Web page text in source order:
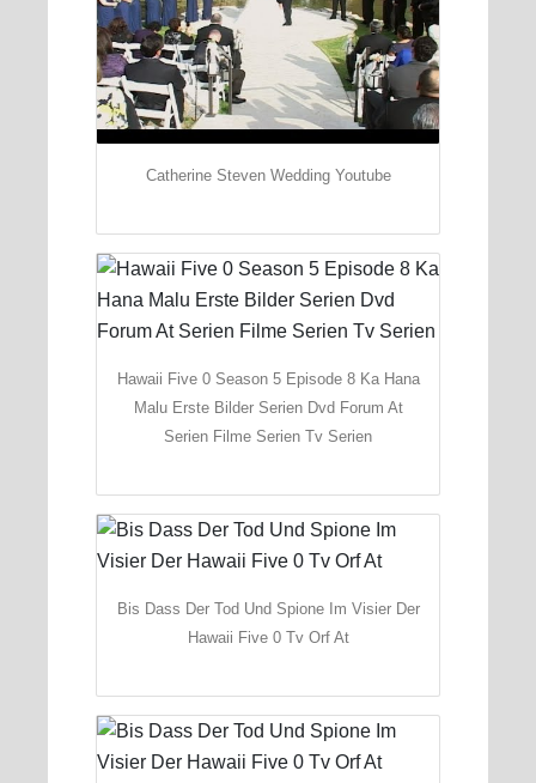
Catherine Steven Wedding Youtube
Hawaii Five 0 Season 5 Episode 8 Ka Hana
Malu Erste Bilder Serien Dvd Forum At
Serien Filme Serien Tv Serien
Bis Dass Der Tod Und Spione Im Visier Der
Hawaii Five 0 Tv Orf At